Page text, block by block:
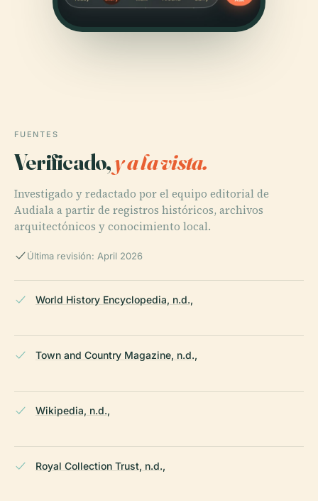
FUENTES
Verificado,y a la vista.
Investigado y redactado por el equipo editorial de
Audiala a partir de registros históricos, archivos
arquitectónicos y conocimiento local.
Última revisión: April 2026
World History Encyclopedia, n.d.,
Town and Country Magazine, n.d.,
Wikipedia, n.d.,
Royal Collection Trust, n.d.,